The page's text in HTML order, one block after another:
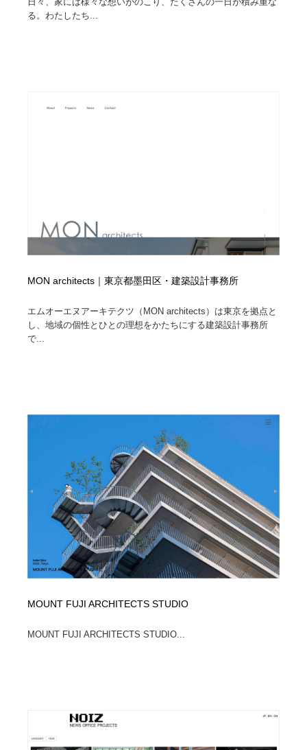
る。わたしたち...
MON architects｜東京都墨田区・建築設計事務所
エムオーエヌアーキテクツ（MON architects）は東京を拠点と
し、地域の個性とひとの理想をかたちにする建築設計事務所
で...
MOUNT FUJI ARCHITECTS STUDIO
MOUNT FUJI ARCHITECTS STUDIO...